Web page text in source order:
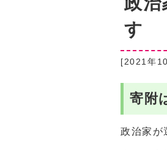
す
[2021年
寄附
政治家が